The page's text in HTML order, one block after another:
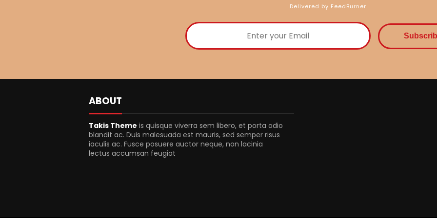
Delivered by FeedBurner
ABOUT
Takis Theme is quisque viverra sem libero, et porta odio
blandit ac. Duis malesuada est mauris, sed semper risus
iaculis ac. Fusce posuere auctor neque, non lacinia
lectus accumsan feugiat